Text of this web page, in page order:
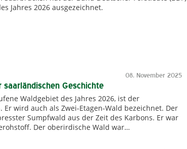
Jahres 2026 ausgezeichnet.
08. November 2025
Geschichte
Waldgebiet des Jahres 2026, ist der
wird auch als Zwei-Etagen-Wald bezeichnet. Der
Sumpfwald aus der Zeit des Karbons. Er war
Der oberirdische Wald war…